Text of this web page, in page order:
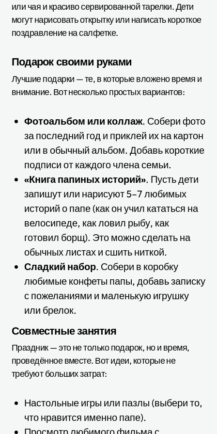
или чая и красиво сервированной тарелки. Дети
могут нарисовать открытку или написать короткое
поздравление на салфетке.
Подарок своими руками
Лучшие подарки — те, в которые вложено время и
внимание. Вот несколько простых вариантов:
Фотоальбом или коллаж. Собери фото
за последний год и приклей их на картон
или в обычный альбом. Добавь короткие
подписи от каждого члена семьи.
«Книга папиных историй». Пусть дети
запишут или нарисуют 5–7 любимых
историй о папе (как он учил кататься на
велосипеде, как ловил рыбу, как
готовил борщ). Это можно сделать на
обычных листах и сшить ниткой.
Сладкий набор. Собери в коробку
любимые конфеты папы, добавь записку
с пожеланиями и маленькую игрушку
или брелок.
Совместные занятия
Праздник — это не только подарок, но и время,
проведённое вместе. Вот идеи, которые не
требуют больших затрат:
Настольные игры или пазлы (выбери то,
что нравится именно папе).